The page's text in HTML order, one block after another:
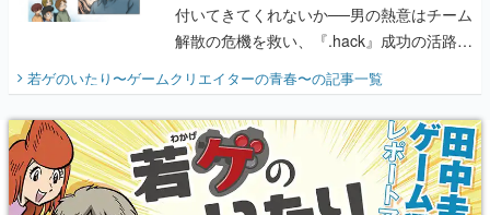
付いてきてくれないか──男の熱意はチーム
解散の危機を救い、『.hack』成功の活路を
『少年ジャンプ』色だった【若ゲのいた
り】
若ゲのいたり〜ゲームクリエイターの青春〜の記事一覧